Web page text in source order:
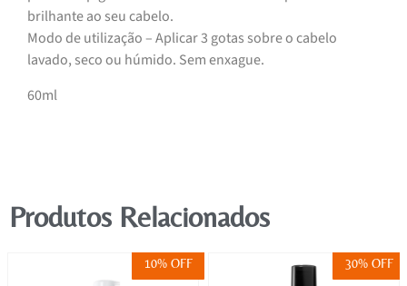
brilhante ao seu cabelo.
Modo de utilização – Aplicar 3 gotas sobre o cabelo
lavado, seco ou húmido. Sem enxague.
60ml
Produtos Relacionados
10% OFF 30% OFF